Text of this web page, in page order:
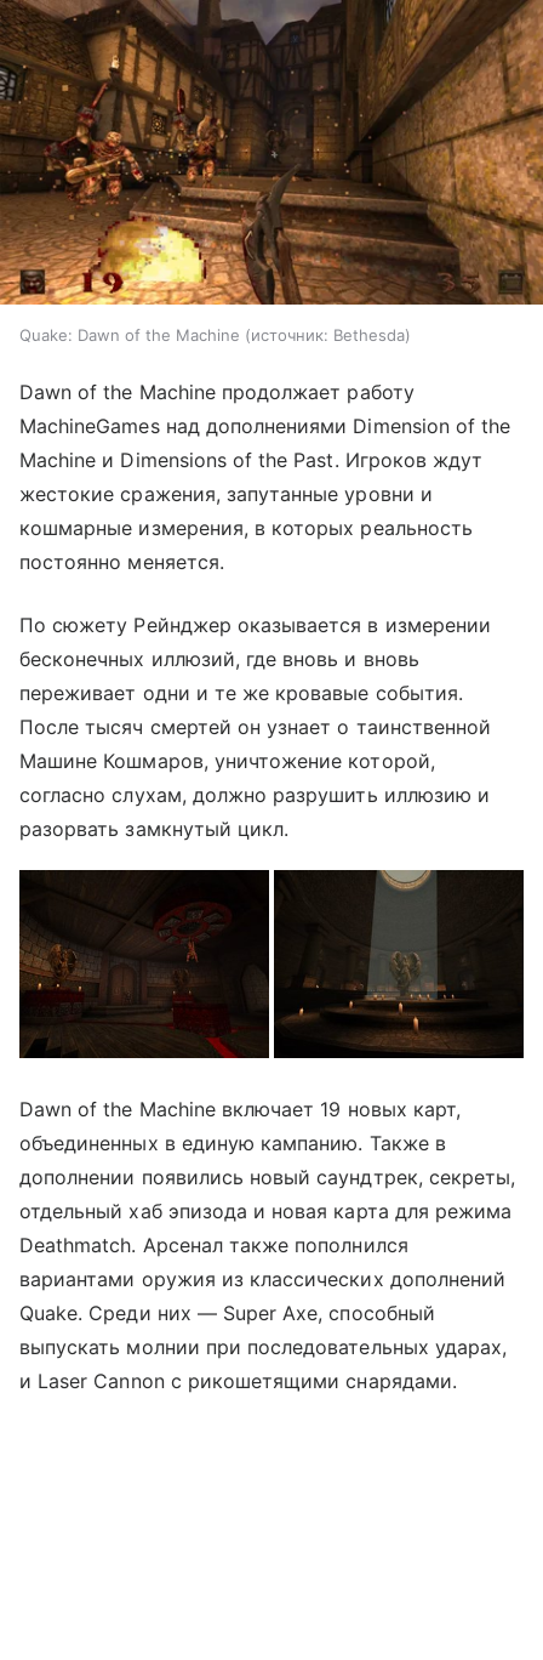
Quake: Dawn of the Machine источник: Bethesda
Dawn of the Machine продолжает работу
MachineGames над дополнениями Dimension of the
Machine и Dimensions of the Past. Игроков ждут
жестокие сражения, запутанные уровни и
кошмарные измерения, в которых реальность
постоянно меняется.
По сюжету Рейнджер оказывается в измерении
бесконечных иллюзий, где вновь и вновь
переживает одни и те же кровавые события.
После тысяч смертей он узнает о таинственной
Машине Кошмаров, уничтожение которой,
согласно слухам, должно разрушить иллюзию и
разорвать замкнутый цикл.
Dawn of the Machine включает 19 новых карт,
объединенных в единую кампанию. Также в
дополнении появились новый саундтрек, секреты,
отдельный хаб эпизода и новая карта для режима
Deathmatch. Арсенал также пополнился
вариантами оружия из классических дополнений
Quake. Среди них — Super Axe, способный
выпускать молнии при последовательных ударах,
и Laser Cannon с рикошетящими снарядами.